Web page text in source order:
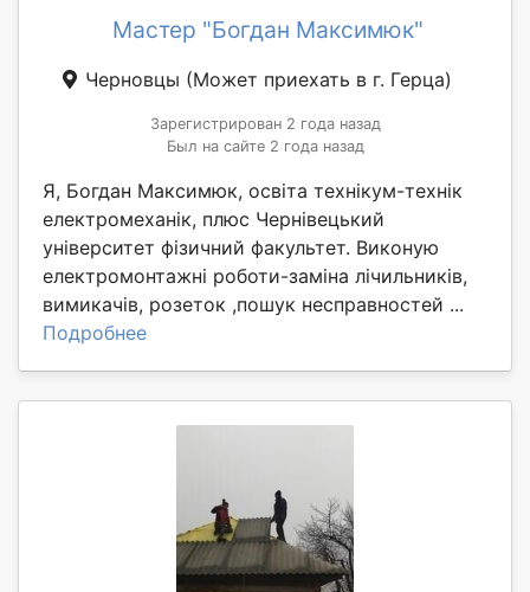
Мастер "Богдан Максимюк"
Черновцы (Может приехать в г. Герца)
Зарегистрирован 2 года назад
Был на сайте 2 года назад
Я, Богдан Максимюк, освіта технікум-технік
електромеханік, плюс Чернівецький
університет фізичний факультет. Виконую
електромонтажні роботи-заміна лічильників,
вимикачів, розеток ,пошук несправностей ...
Подробнее